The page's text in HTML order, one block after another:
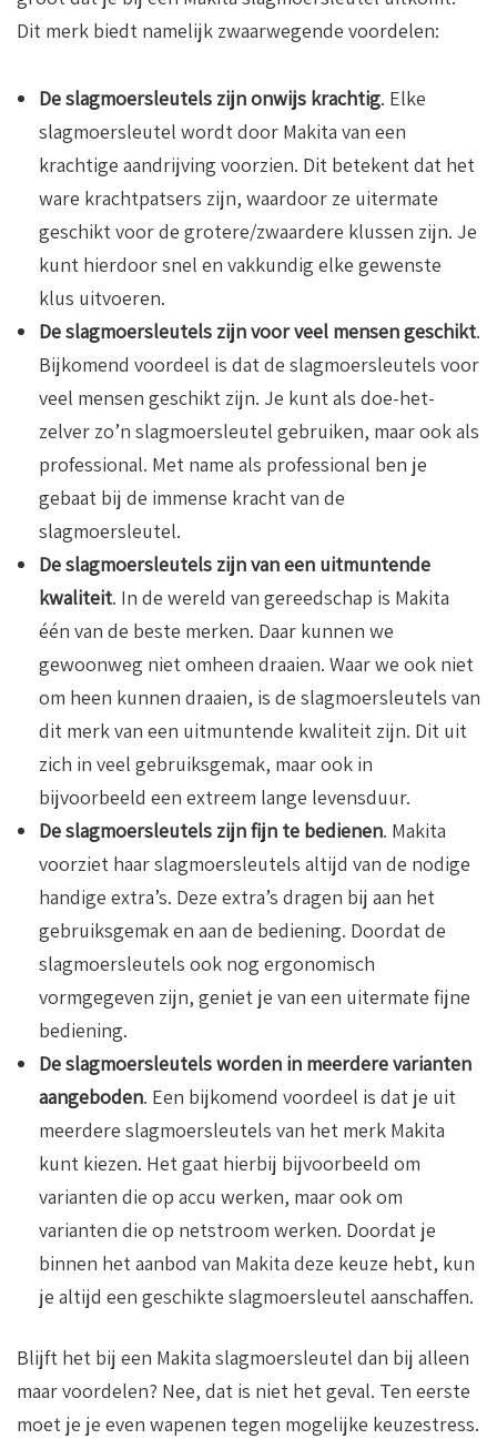
Dit merk biedt namelijk zwaarwegende voordelen:
De slagmoersleutels zijn onwijs krachtig. Elke
slagmoersleutel wordt door Makita van een
krachtige aandrijving voorzien. Dit betekent dat het
ware krachtpatsers zijn, waardoor ze uitermate
geschikt voor de grotere/zwaardere klussen zijn. Je
kunt hierdoor snel en vakkundig elke gewenste
klus uitvoeren.
De slagmoersleutels zijn voor veel mensen geschikt.
Bijkomend voordeel is dat de slagmoersleutels voor
veel mensen geschikt zijn. Je kunt als doe-het-
zelver zo’n slagmoersleutel gebruiken, maar ook als
professional. Met name als professional ben je
gebaat bij de immense kracht van de
slagmoersleutel.
De slagmoersleutels zijn van een uitmuntende
kwaliteit. In de wereld van gereedschap is Makita
één van de beste merken. Daar kunnen we
gewoonweg niet omheen draaien. Waar we ook niet
om heen kunnen draaien, is de slagmoersleutels van
dit merk van een uitmuntende kwaliteit zijn. Dit uit
zich in veel gebruiksgemak, maar ook in
bijvoorbeeld een extreem lange levensduur.
De slagmoersleutels zijn fijn te bedienen. Makita
voorziet haar slagmoersleutels altijd van de nodige
handige extra’s. Deze extra’s dragen bij aan het
gebruiksgemak en aan de bediening. Doordat de
slagmoersleutels ook nog ergonomisch
vormgegeven zijn, geniet je van een uitermate fijne
bediening.
De slagmoersleutels worden in meerdere varianten
aangeboden. Een bijkomend voordeel is dat je uit
meerdere slagmoersleutels van het merk Makita
kunt kiezen. Het gaat hierbij bijvoorbeeld om
varianten die op accu werken, maar ook om
varianten die op netstroom werken. Doordat je
binnen het aanbod van Makita deze keuze hebt, kun
je altijd een geschikte slagmoersleutel aanschaffen.
Blijft het bij een Makita slagmoersleutel dan bij alleen
maar voordelen? Nee, dat is niet het geval. Ten eerste
moet je je even wapenen tegen mogelijke keuzestress.